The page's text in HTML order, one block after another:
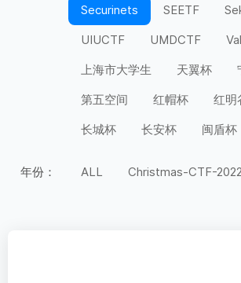
Securinets
SEETF
UIUCTF
UMDCTF
上海市大学生
天翼杯
第五空间
红帽杯 红明
长城杯
长安杯 闽盾杯
年份： ALL Christmas-CTF-2022